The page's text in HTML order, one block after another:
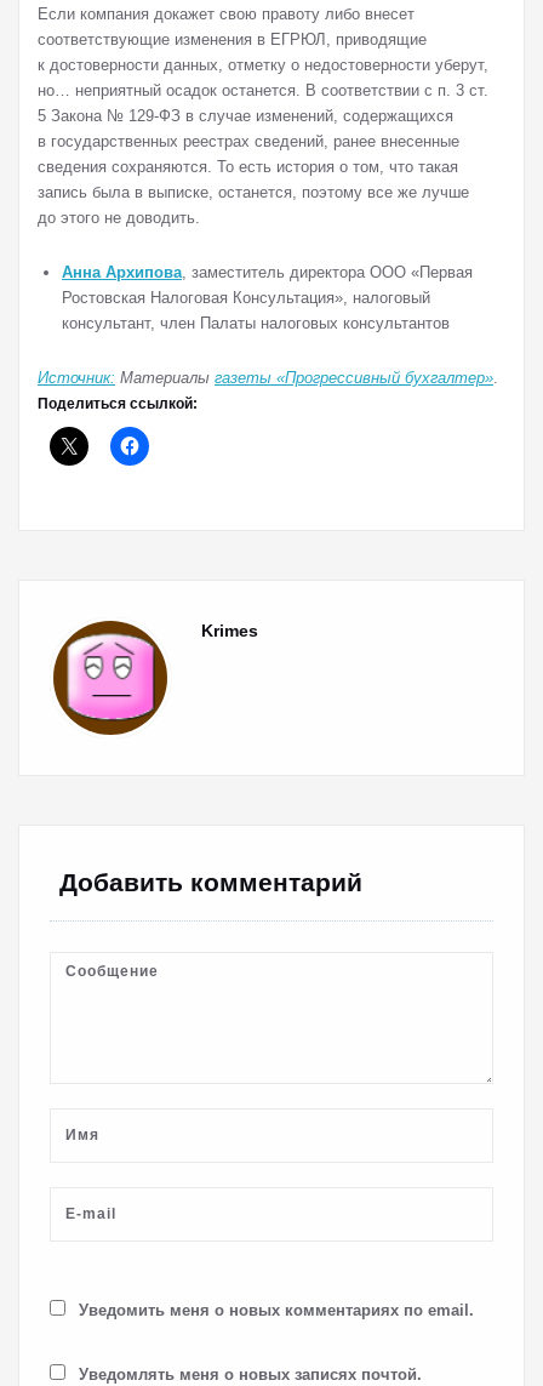
Если компания докажет свою правоту либо внесет
соответствующие изменения в ЕГРЮЛ, приводящие
к достоверности данных, отметку о недостоверности уберут,
но… неприятный осадок останется. В соответствии с п. 3 ст.
5 Закона № 129-ФЗ в случае изменений, содержащихся
в государственных реестрах сведений, ранее внесенные
сведения сохраняются. То есть история о том, что такая
запись была в выписке, останется, поэтому все же лучше
до этого не доводить.
Анна Архипова, заместитель директора ООО «Первая
Ростовская Налоговая Консультация», налоговый
консультант, член Палаты налоговых консультантов
Источник: Материалы газеты «Прогрессивный бухгалтер».
Поделиться ссылкой:
Krimes
Добавить комментарий
Уведомить меня о новых комментариях по email.
Уведомлять меня о новых записях почтой.